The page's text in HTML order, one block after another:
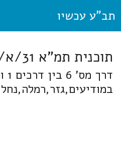
תב"ע עכשיו
תוכנית תמ"א 31/א/12 חבל מודיעין